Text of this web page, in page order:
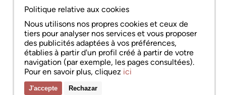
Politique relative aux cookies
Nous utilisons nos propres cookies et ceux de
tiers pour analyser nos services et vous proposer
des publicités adaptées à vos préférences,
établies à partir d'un profil créé à partir de votre
navigation (par exemple, les pages consultées).
Pour en savoir plus, cliquez ici
J'accepte Rechazar